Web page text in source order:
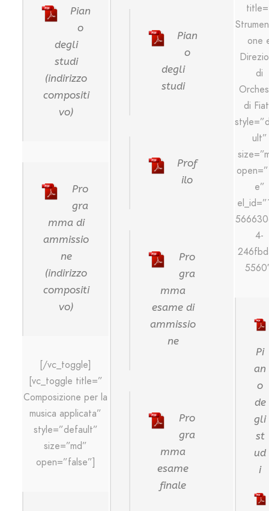
Pian
o
degli
studi
(indirizzo
compositi
vo)
Pro
gra
mma di
ammissio
ne
(indirizzo
compositi
vo)
[/vc_toggle]
[vc_toggle title=”
Composizione per la
musica applicata”
style=”default”
size=”md”
open=”false”]
Pian
o
degli
studi
Prof
ilo
Pro
gra
mma
esame di
ammissio
ne
Pro
gra
mma
esame
finale
one
di
di
ult”
e”
4-
Pi
an
o
de
gli
st
ud
i